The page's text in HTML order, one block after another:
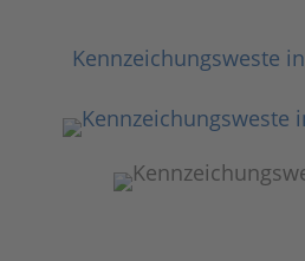
Kennzeichungsweste